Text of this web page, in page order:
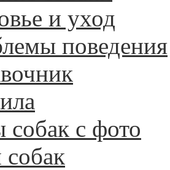
и уход
поведения
с фото